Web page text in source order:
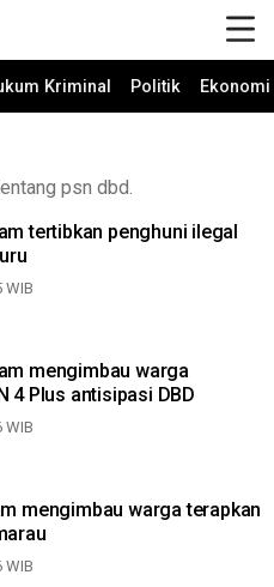
Kriminal Politik
psn dbd.
tertibkan penghuni ilegal
WIB
mengimbau warga
4 Plus antisipasi DBD
WIB
mengimbau warga terapkan
WIB